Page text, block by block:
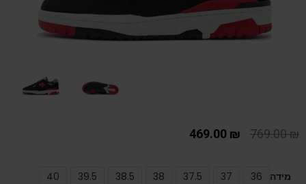
769.00₪
469.00 ₪
מידה 36
37
37.5
38
38.5
39.5
40